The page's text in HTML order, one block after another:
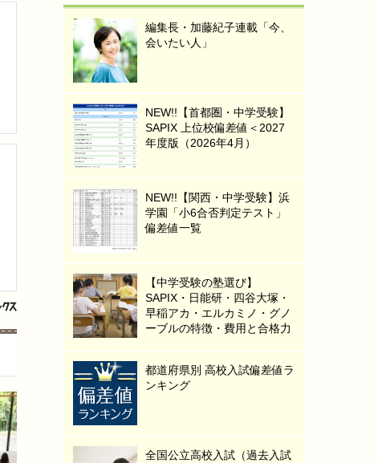
編集長・加藤紀子連載「今、
会いたい人」
NEW!!【首都圏・中学受験】
SAPIX 上位校偏差値＜2027
年度版（2026年4月）
NEW!!【関西・中学受験】浜
学園「小6合否判定テスト」
偏差値一覧
【中学受験の塾選び】
SAPIX・日能研・四谷大塚・
早稲アカ・エルカミノ・グノ
ーブルの特徴・費用と合格力
都道府県別 高校入試偏差値ラ
ンキング
全国公立高校入試（過去入試